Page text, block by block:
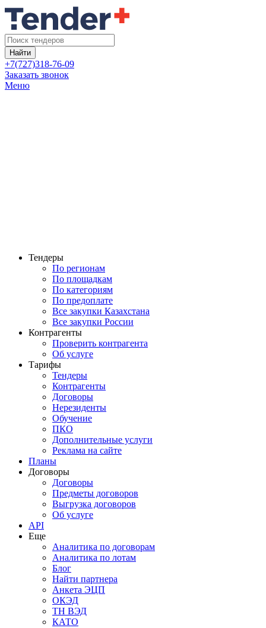
Найти
+7(727)318-76-09
Заказать звонок
Меню
Тендеры
По регионам
По площадкам
По категориям
По предоплате
Все закупки Казахстана
Все закупки России
Контрагенты
Проверить контрагента
Об услуге
Тарифы
Тендеры
Контрагенты
Договоры
Нерезиденты
Обучение
ПКО
Дополнительные услуги
Реклама на сайте
Планы
Договоры
Договоры
Предметы договоров
Выгрузка договоров
Об услуге
API
Еще
Аналитика по договорам
Аналитика по лотам
Блог
Найти партнера
Анкета ЭЦП
ОКЭД
ТН ВЭД
КАТО